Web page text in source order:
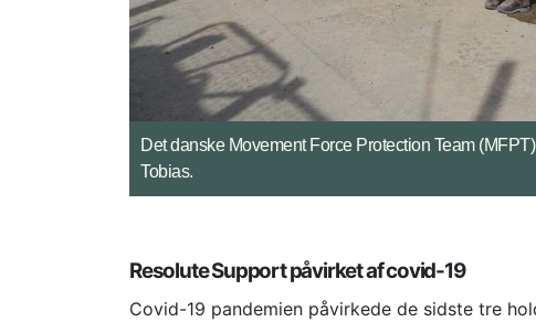
Hundefører med hunden Otto på opgave i den
Airport. Foto: Forsvaret.
Resolute Support påvirket af covid-19
Covid-19 pandemien påvirkede de sidste tre